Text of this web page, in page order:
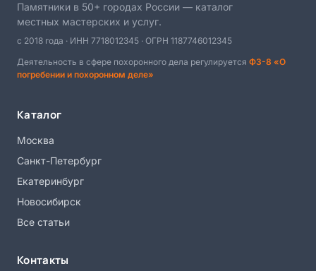
Памятники в 50+ городах России — каталог
местных мастерских и услуг.
с 2018 года · ИНН 7718012345 · ОГРН 1187746012345
Деятельность в сфере похоронного дела регулируется ФЗ-8 «О
погребении и похоронном деле»
Каталог
Москва
Санкт-Петербург
Екатеринбург
Новосибирск
Все статьи
Контакты